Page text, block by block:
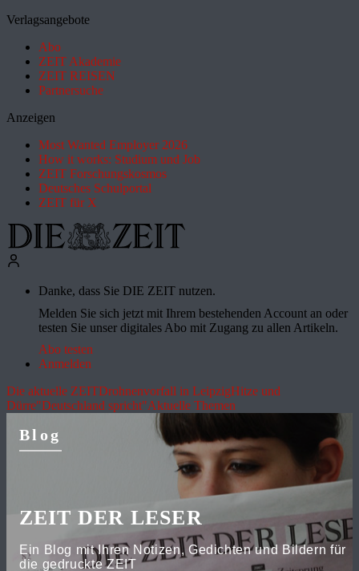
Verlagsangebote
Abo
ZEIT Akademie
ZEIT REISEN
Partnersuche
Anzeigen
Most Wanted Employer 2026
How it works: Studium und Job
ZEIT Forschungskosmos
Deutsches Schulportal
ZEIT für X
Danke, dass Sie DIE ZEIT nutzen.
Melden Sie sich jetzt mit Ihrem bestehenden Account an oder
testen Sie unser digitales Abo mit Zugang zu allen Artikeln.
Abo testen
Anmelden
Die aktuelle ZEITDrohnenvorfall in LeipzigHitze und
Dürre"Deutschland spricht"Aktuelle Themen
Blog
ZEIT DER LESER
Ein Blog mit Ihren Notizen, Gedichten und Bildern für
die gedruckte ZEIT